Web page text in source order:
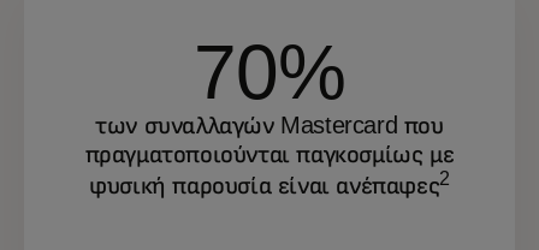
70%
των συναλλαγών Mastercard που
πραγματοποιούνται παγκοσμίως με
φυσική παρουσία είναι ανέπαφες2